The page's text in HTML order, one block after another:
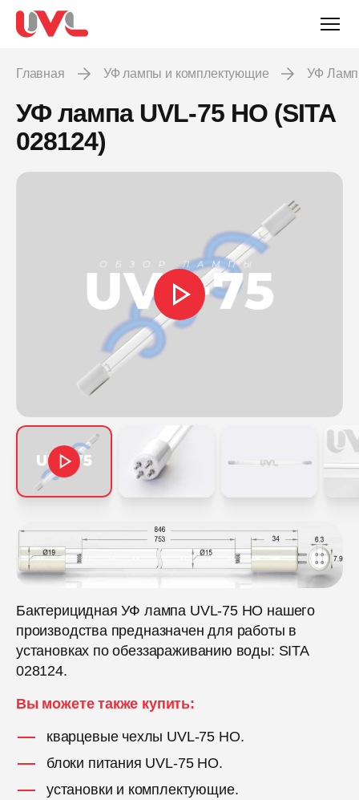
Главная УФ лампы и комплектующие УФ
УФ лампа UVL-75 HO (SITA
028124)
Бактерицидная УФ лампа UVL-75 HO нашего
производства предназначен для работы в
установках по обеззараживанию воды: SITA
028124.
Вы можете также купить:
кварцевые чехлы UVL-75 HO.
блоки питания UVL-75 HO.
установки и комплектующие.